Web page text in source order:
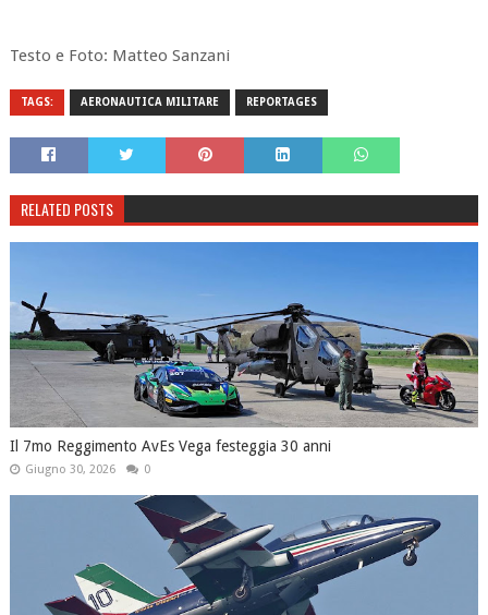
Testo e Foto: Matteo Sanzani
TAGS: AERONAUTICA MILITARE REPORTAGES
RELATED POSTS
Il 7mo Reggimento AvEs Vega festeggia 30 anni
Giugno 30, 2026 0